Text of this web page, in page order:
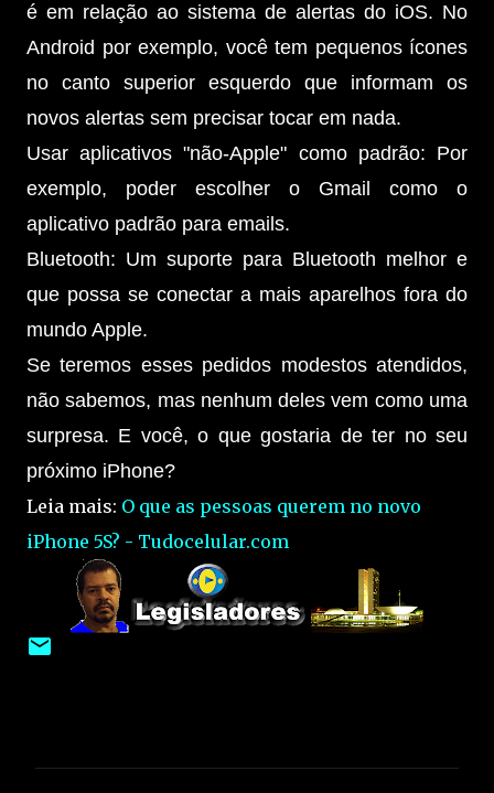
é em relação ao sistema de alertas do iOS. No
Android por exemplo, você tem pequenos ícones
no canto superior esquerdo que informam os
novos alertas sem precisar tocar em nada.
Usar aplicativos "não-Apple" como padrão: Por
exemplo, poder escolher o Gmail como o
aplicativo padrão para emails.
Bluetooth: Um suporte para Bluetooth melhor e
que possa se conectar a mais aparelhos fora do
mundo Apple.
Se teremos esses pedidos modestos atendidos,
não sabemos, mas nenhum deles vem como uma
surpresa. E você, o que gostaria de ter no seu
próximo iPhone?
Leia mais: O que as pessoas querem no novo
iPhone 5S? - Tudocelular.com